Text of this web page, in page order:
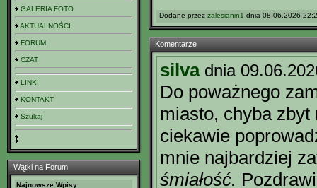
GALERIA FOTO
AKTUALNOŚCI
FORUM
CZAT
LINKI
KONTAKT
Szukaj
Wątki na Forum
Najnowsze Wpisy
Dodane przez zalesianin1 dnia 08.06.2026
Komentarze
silva dnia
Do poważnego
miasto, chyba
ciekawie
mnie najbardziej
śmiałość.